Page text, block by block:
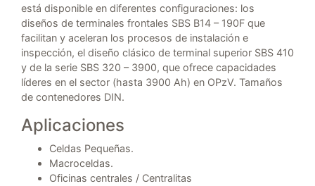
está disponible en diferentes configuraciones: los
diseños de terminales frontales SBS B14 – 190F que
facilitan y aceleran los procesos de instalación e
inspección, el diseño clásico de terminal superior SBS 410
y de la serie SBS 320 – 3900, que ofrece capacidades
líderes en el sector (hasta 3900 Ah) en OPzV. Tamaños
de contenedores DIN.
Aplicaciones
Celdas Pequeñas.
Macroceldas.
Oficinas centrales / Centralitas